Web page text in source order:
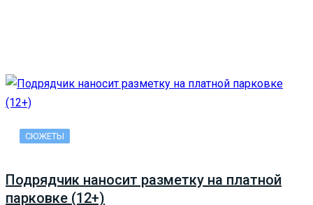
СЮЖЕТЫ
Подрядчик наносит разметку на платной
парковке (12+)